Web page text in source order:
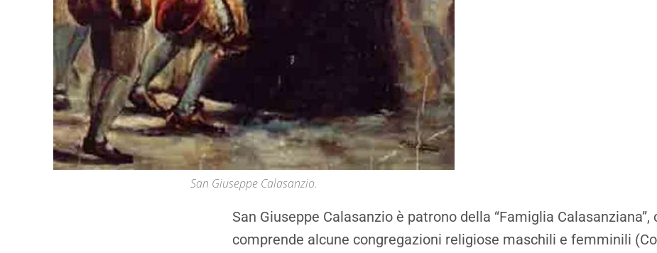
San Giuseppe Calasanzio.
San Giuseppe Calasanzio è patrono della “Famiglia Calasanziana”,
comprende alcune congregazioni religiose maschili e femminili